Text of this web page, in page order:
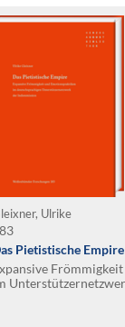
Ulrike
Pietistische Empire